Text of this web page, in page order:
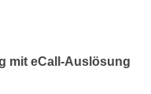
mit eCall-Auslösung